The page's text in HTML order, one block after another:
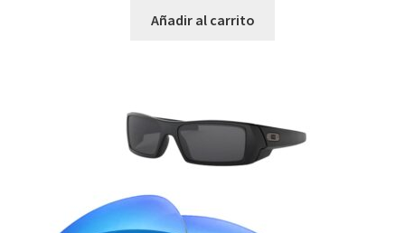
Añadir al carrito